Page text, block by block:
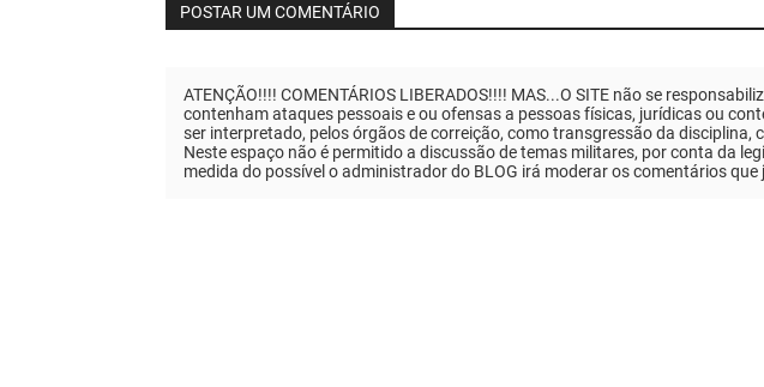
POSTAR UM COMENTÁRIO
ATENÇÃO!!!! COMENTÁRIOS LIBERADOS!!!! MAS...O SITE não se
contenham ataques pessoais e ou ofensas a pessoas físicas, jurídicas ou
ser interpretado, pelos órgãos de correição, como transgressão da disciplina,
Neste espaço não é permitido a discussão de temas militares, por conta da
medida do possível o administrador do BLOG irá moderar os comentários que